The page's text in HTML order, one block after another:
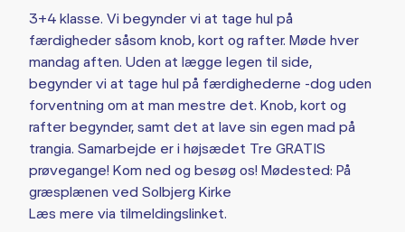
3+4 klasse. Vi begynder vi at tage hul på
færdigheder såsom knob, kort og rafter. Møde hver
mandag aften. Uden at lægge legen til side,
begynder vi at tage hul på færdighederne -dog uden
forventning om at man mestre det. Knob, kort og
rafter begynder, samt det at lave sin egen mad på
trangia. Samarbejde er i højsædet Tre GRATIS
prøvegange! Kom ned og besøg os! Mødested: På
græsplænen ved Solbjerg Kirke
Læs mere via tilmeldingslinket.